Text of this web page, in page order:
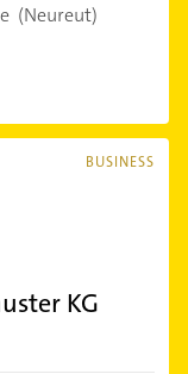
(Neureut)
BUSINESS
KG